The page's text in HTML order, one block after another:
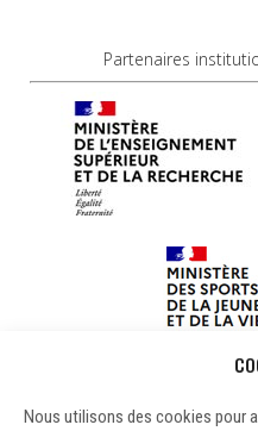
Nous utilisons des cookies pour
Partenaires